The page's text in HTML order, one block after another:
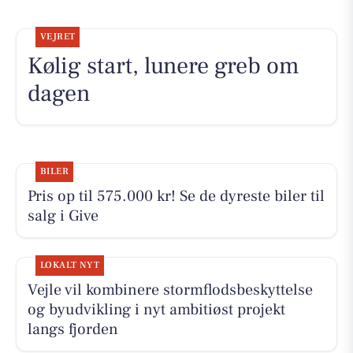
VEJRET
Kølig start, lunere greb om
dagen
BILER
Pris op til 575.000 kr! Se de dyreste biler til
salg i Give
LOKALT NYT
Vejle vil kombinere stormflodsbeskyttelse
og byudvikling i nyt ambitiøst projekt
langs fjorden